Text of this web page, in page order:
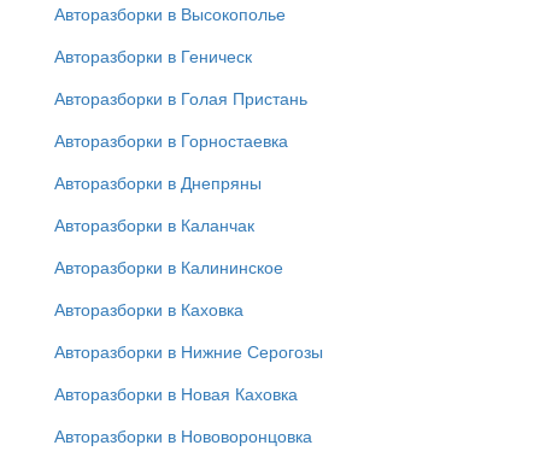
Авторазборки в Высокополье
Авторазборки в Геническ
Авторазборки в Голая Пристань
Авторазборки в Горностаевка
Авторазборки в Днепряны
Авторазборки в Каланчак
Авторазборки в Калининское
Авторазборки в Каховка
Авторазборки в Нижние Серогозы
Авторазборки в Новая Каховка
Авторазборки в Нововоронцовка